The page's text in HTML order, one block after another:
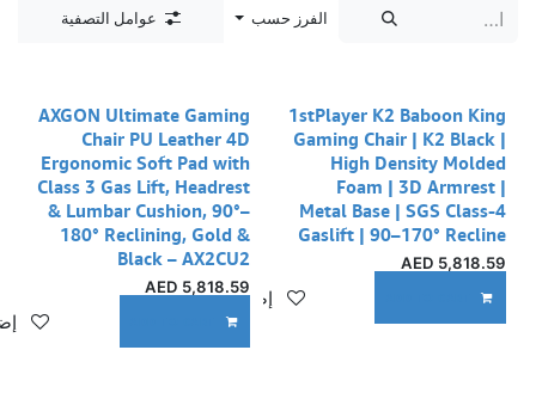
الفرز حسب
عوامل التصفية
1stPlayer K2 Baboon King
Gaming Chair | K2 Black |
High Density Molded
Foam | 3D Armrest |
Metal Base | SGS Class-4
Gaslift | 90–170° Recline
5,818.59
إضافة إلى قائمة الأمنيات
AXGON Ultimate Gaming
Chair PU Leather 4D
Ergonomic Soft Pad with
Class 3 Gas Lift, Headrest
& Lumbar Cushion, 90°–
180° Reclining, Gold &
Black – AX2CU2
5,818.59